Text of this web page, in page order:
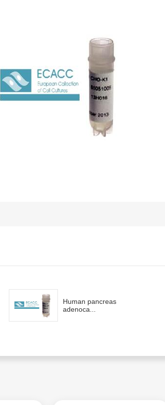
Human pancreas
adenoca...